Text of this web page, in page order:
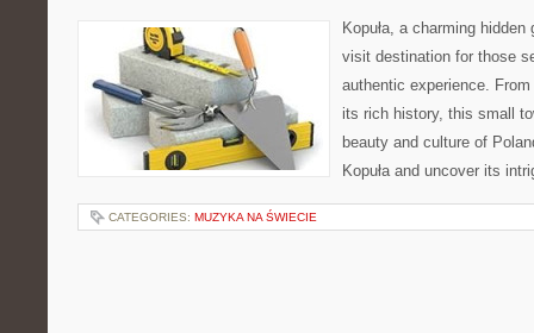
Kopuła, a charming
visit destination for those
authentic experience.
its rich history, this small
beauty and culture of
Kopuła and uncover its
CATEGORIES: MUZYKA NA ŚWIECIE